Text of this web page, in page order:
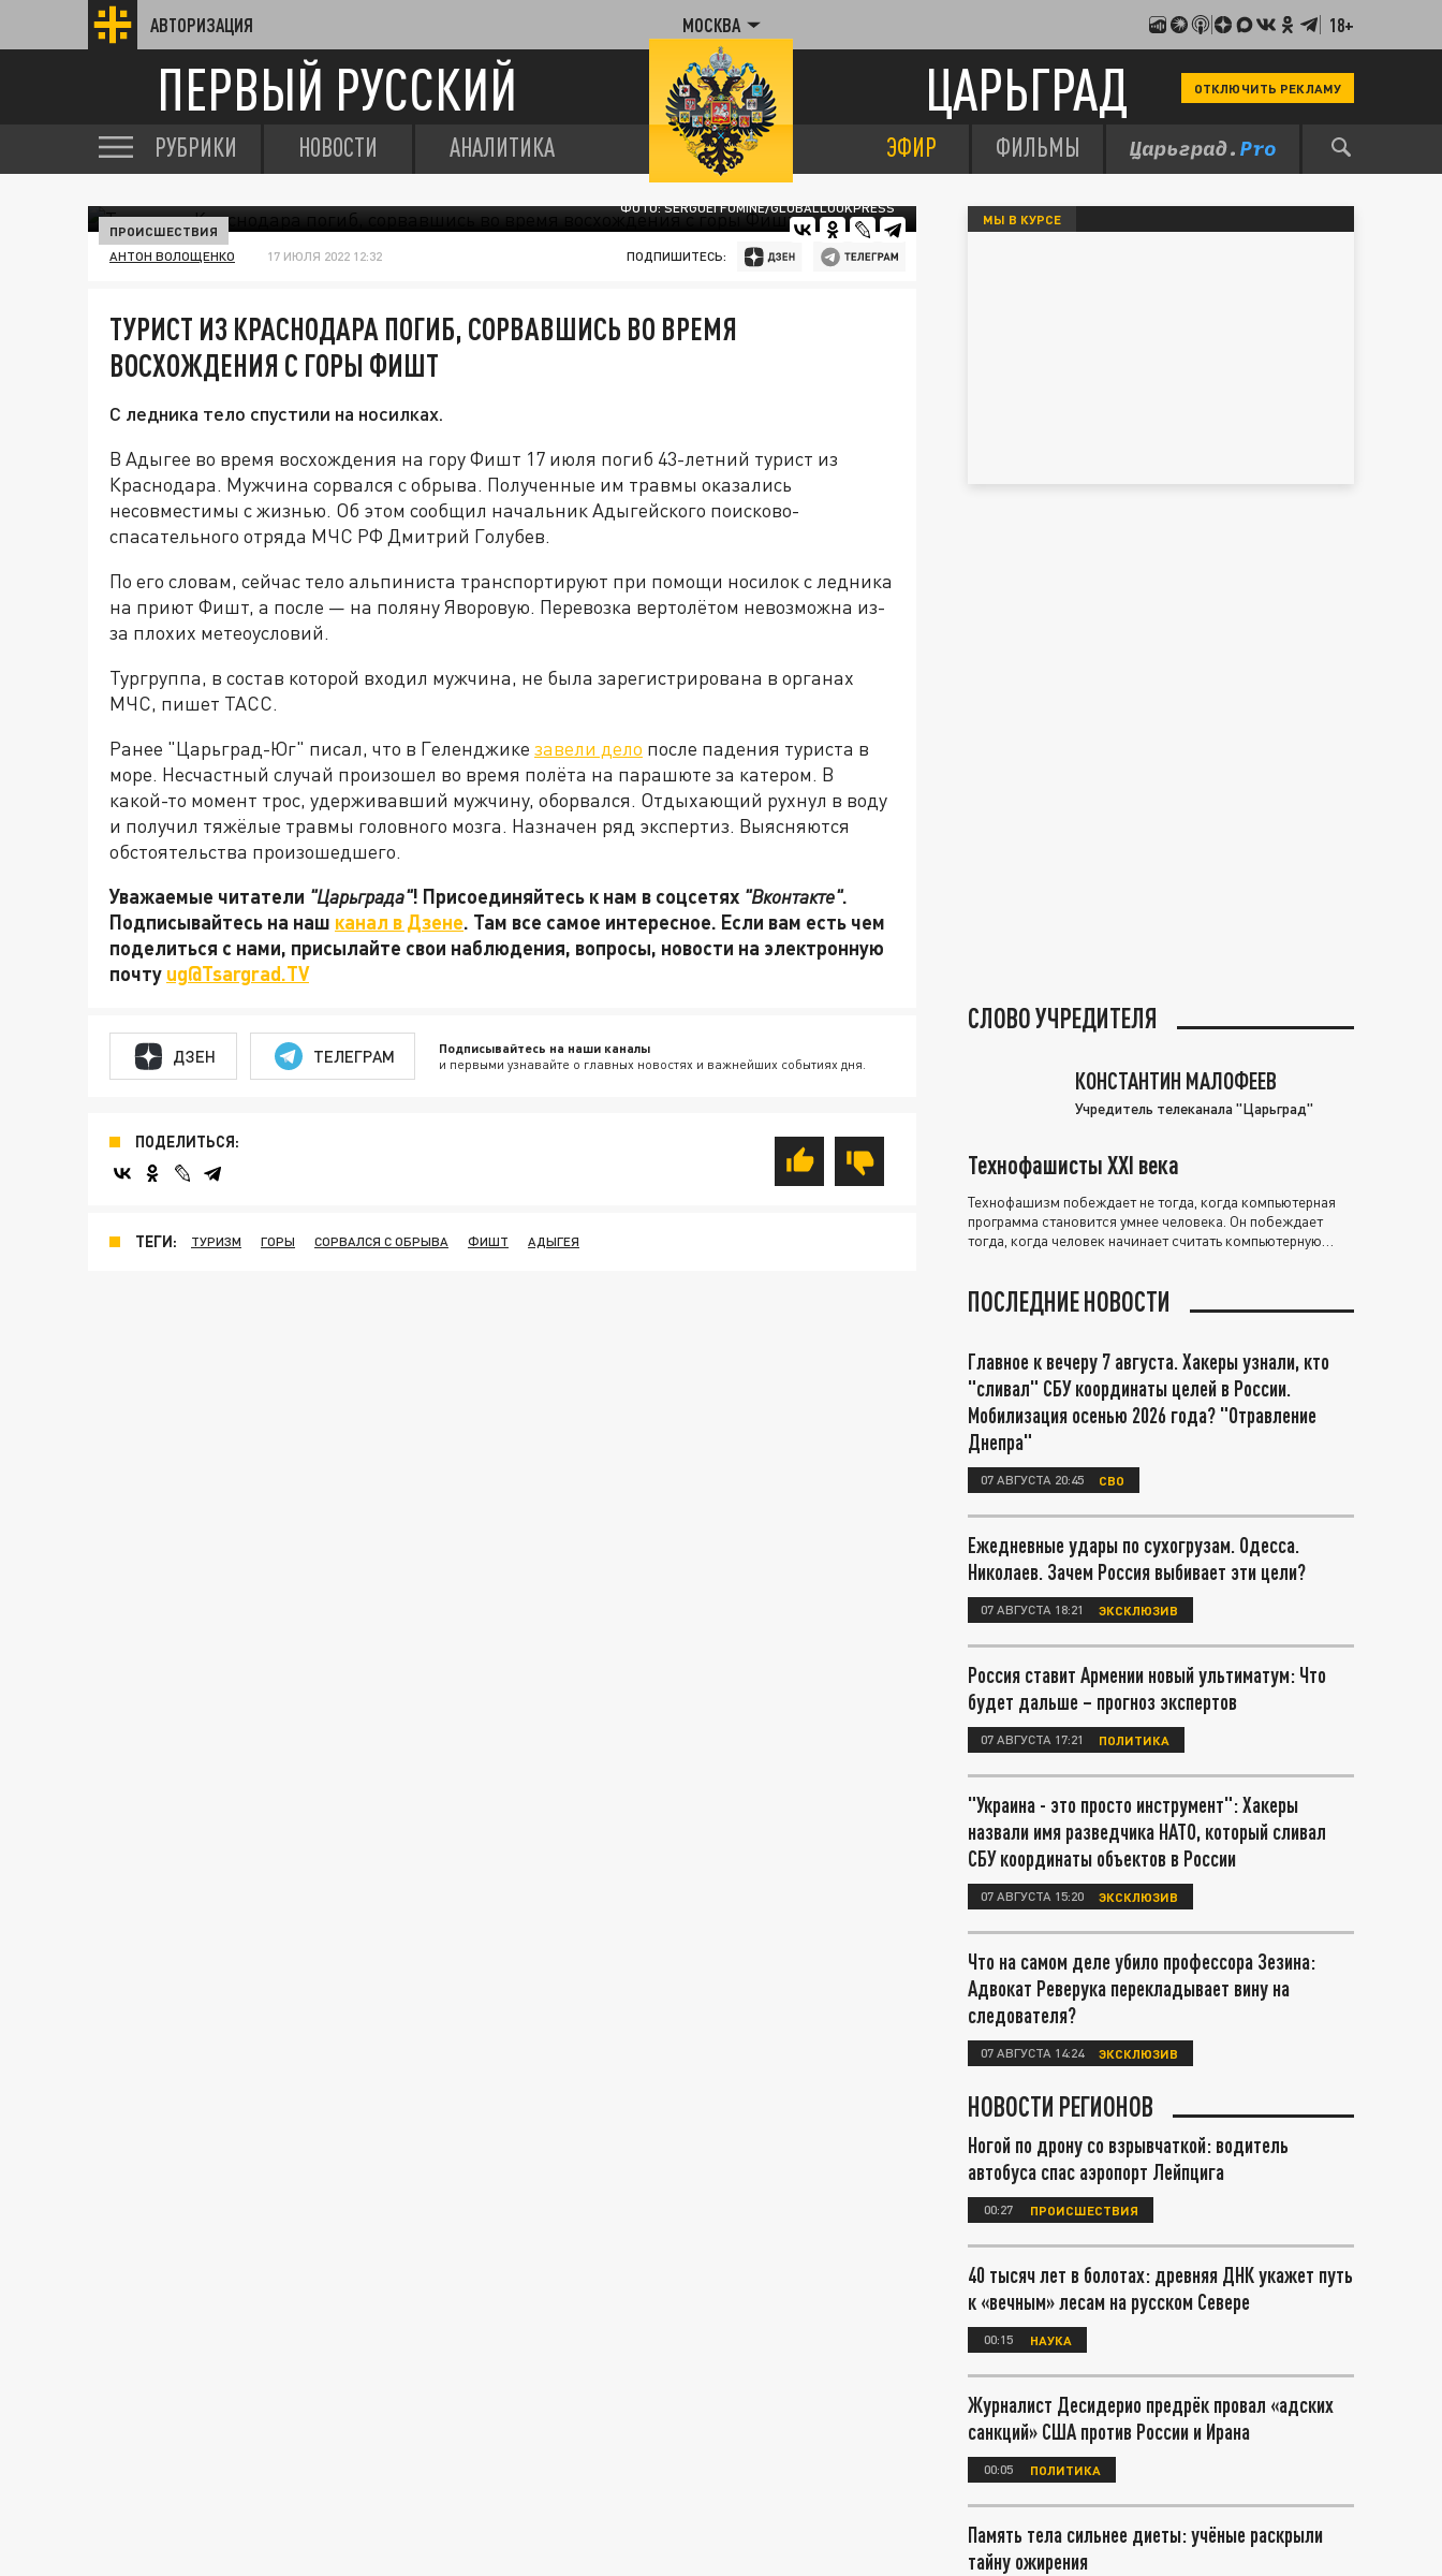
АВТОРИЗАЦИЯ МОСКВА 18+
ПЕРВЫЙ РУССКИЙ ЦАРЬГРАД ОТКЛЮЧИТЬ РЕКЛАМУ
РУБРИКИ НОВОСТИ АНАЛИТИКА ЭФИР ФИЛЬМЫ
ФОТО: SERGUEI FOMINE/GLOBALLOOKPRESS
ПРОИСШЕСТВИЯ
АНТОН ВОЛОЩЕНКО 17 ИЮЛЯ 2022 12:32 ПОДПИШИТЕСЬ:
ТУРИСТ ИЗ КРАСНОДАРА ПОГИБ, СОРВАВШИСЬ ВО ВРЕМЯ
ВОСХОЖДЕНИЯ С ГОРЫ ФИШТ
С ледника тело спустили на носилках.
В Адыгее во время восхождения на гору Фишт 17 июля погиб 43-летний турист из
Краснодара. Мужчина сорвался с обрыва. Полученные им травмы оказались
несовместимы с жизнью. Об этом сообщил начальник Адыгейского поисково-
спасательного отряда МЧС РФ Дмитрий Голубев.
По его словам, сейчас тело альпиниста транспортируют при помощи носилок с ледника
на приют Фишт, а после — на поляну Яворовую. Перевозка вертолётом невозможна из-
за плохих метеоусловий.
Тургруппа, в состав которой входил мужчина, не была зарегистрирована в органах
МЧС, пишет ТАСС.
Ранее "Царьград-Юг" писал, что в Геленджике завели дело после падения туриста в
море. Несчастный случай произошел во время полёта на парашюте за катером. В
какой-то момент трос, удерживавший мужчину, оборвался. Отдыхающий рухнул в воду
и получил тяжёлые травмы головного мозга. Назначен ряд экспертиз. Выясняются
обстоятельства произошедшего.
Уважаемые читатели "Царьграда"! Присоединяйтесь к нам в соцсетях "Вконтакте".
Подписывайтесь на наш канал в Дзене. Там все самое интересное. Если вам есть чем
поделиться с нами, присылайте свои наблюдения, вопросы, новости на электронную
почту ug@Tsargrad.TV
ДЗЕН ТЕЛЕГРАМ Подписывайтесь на наши каналы
и первыми узнавайте о главных новостях и важнейших событиях дня.
ПОДЕЛИТЬСЯ:
ТЕГИ: ТУРИЗМ ГОРЫ СОРВАЛСЯ С ОБРЫВА ФИШТ АДЫГЕЯ
МЫ В КУРСЕ
СЛОВО УЧРЕДИТЕЛЯ
КОНСТАНТИН МАЛОФЕЕВ
Учредитель телеканала "Царьград"
Технофашисты XXI века
Технофашизм побеждает не тогда, когда компьютерная
программа становится умнее человека. Он побеждает
тогда, когда человек начинает считать компьютерную
ПОСЛЕДНИЕ НОВОСТИ
Главное к вечеру 7 августа. Хакеры узнали, кто
"сливал" СБУ координаты целей в России.
Мобилизация осенью 2026 года? "Отравление
Днепра"
07 АВГУСТА 20:45 СВО
Ежедневные удары по сухогрузам. Одесса.
Николаев. Зачем Россия выбивает эти цели?
07 АВГУСТА 18:21 ЭКСКЛЮЗИВ
Россия ставит Армении новый ультиматум: Что
будет дальше – прогноз экспертов
07 АВГУСТА 17:21 ПОЛИТИКА
"Украина - это просто инструмент": Хакеры
назвали имя разведчика НАТО, который сливал
СБУ координаты объектов в России
07 АВГУСТА 15:20 ЭКСКЛЮЗИВ
Что на самом деле убило профессора Зезина:
Адвокат Реверука перекладывает вину на
следователя?
07 АВГУСТА 14:24 ЭКСКЛЮЗИВ
НОВОСТИ РЕГИОНОВ
Ногой по дрону со взрывчаткой: водитель
автобуса спас аэропорт Лейпцига
00:27 ПРОИСШЕСТВИЯ
40 тысяч лет в болотах: древняя ДНК укажет путь
к «вечным» лесам на русском Севере
00:15 НАУКА
Журналист Десидерио предрёк провал «адских
санкций» США против России и Ирана
00:05 ПОЛИТИКА
Память тела сильнее диеты: учёные раскрыли
тайну ожирения